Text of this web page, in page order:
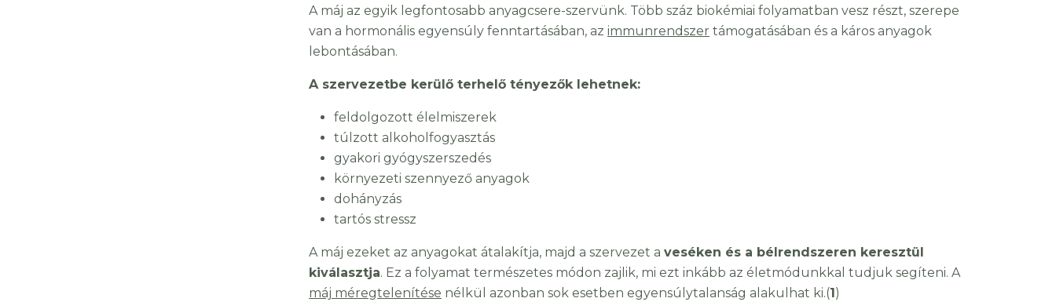
A máj az egyik legfontosabb anyagcsere-szervünk. Több száz biokémiai folyamatban vesz részt, szerepe
van a hormonális egyensúly fenntartásában, az immunrendszer támogatásában és a káros anyagok
lebontásában.
A szervezetbe kerülő terhelő tényezők lehetnek:
feldolgozott élelmiszerek
túlzott alkoholfogyasztás
gyakori gyógyszerszedés
környezeti szennyező anyagok
dohányzás
tartós stressz
A máj ezeket az anyagokat átalakítja, majd a szervezet a veséken és a bélrendszeren keresztül
kiválasztja. Ez a folyamat természetes módon zajlik, mi ezt inkább az életmódunkkal tudjuk segíteni. A
máj méregtelenítése nélkül azonban sok esetben egyensúlytalanság alakulhat ki.(1)